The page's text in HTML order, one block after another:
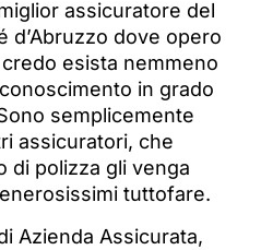
assicuratore del
d’Abruzzo dove opero
esista nemmeno
in grado
semplicemente
assicuratori, che
di polizza gli venga
tuttofare.
Azienda Assicurata,